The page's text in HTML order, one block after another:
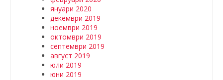
януари 2020
декември 2019
ноември 2019
октомври 2019
септември 2019
август 2019
юли 2019
юни 2019